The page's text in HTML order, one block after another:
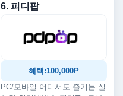
6. 피디팝
혜택:100,000P
PC/모바일 어디서도 즐기는 실